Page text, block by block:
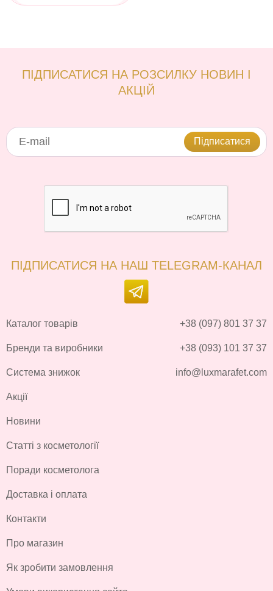
ПІДПИСАТИСЯ НА РОЗСИЛКУ НОВИН І
АКЦІЙ
Підписатися
ПІДПИСАТИСЯ НА НАШ TELEGRAM-КАНАЛ
Каталог товарів
Бренди та виробники
Система знижок
Акції
Новини
Статті з косметології
Поради косметолога
Доставка і оплата
Контакти
Про магазин
Як зробити замовлення
+38 (097) 801 37 37
+38 (093) 101 37 37
info@luxmarafet.com